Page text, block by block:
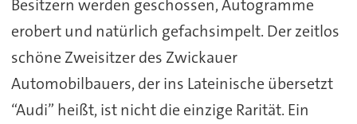
Besitzern werden geschossen, Autogramme
erobert und natürlich gefachsimpelt. Der zeitlos
schöne Zweisitzer des Zwickauer
Automobilbauers, der ins Lateinische übersetzt
“Audi” heißt, ist nicht die einzige Rarität. Ein